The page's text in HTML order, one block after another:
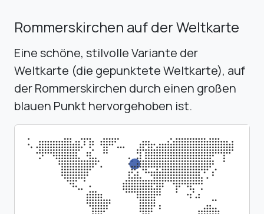
Rommerskirchen auf der Weltkarte
Eine schöne, stilvolle Variante der
Weltkarte (die gepunktete Weltkarte), auf
der Rommerskirchen durch einen großen
blauen Punkt hervorgehoben ist.